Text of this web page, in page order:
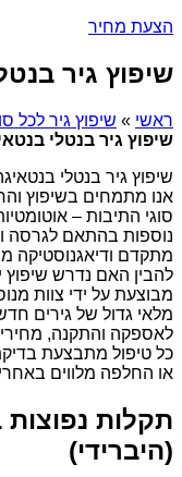
הצעת מחיר
שיפוץ גיר
ראשי » שיפוץ גיר לכל
שיפוץ גיר בנטלי
שיפוץ גיר בנטלי
אנו מתמחים בשיפוץ
נוספות בהתאם לגרסה
מתקדם ודיאגנוסטיקה
להבין האם נדרש שיפוץ
מבוצעת על ידי צוות
מלאי גדול של גירים
לאספקה והתקנה,
כל טיפול מתבצעת
או החלפה מלווים
תקלות נפוצות
(היברידי)